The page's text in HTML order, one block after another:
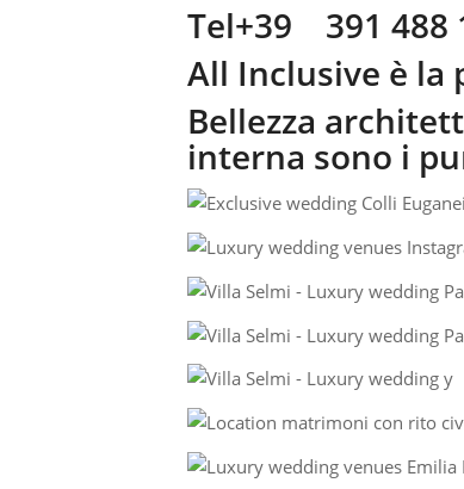
Tel+39 391 488
All Inclusive è la
Bellezza
interna sono i